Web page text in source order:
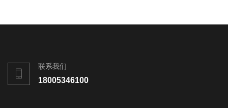
联系我们
18005346100